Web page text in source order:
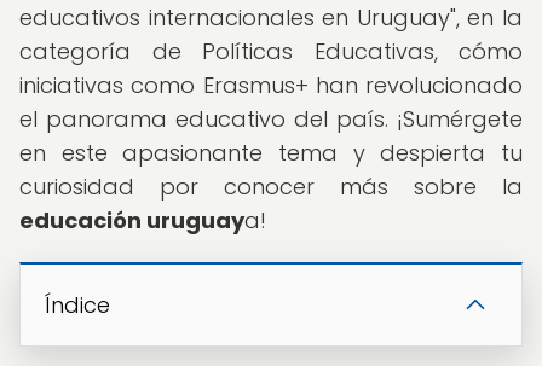
educativos internacionales en Uruguay", en la
categoría de Políticas Educativas, cómo
iniciativas como Erasmus+ han revolucionado
el panorama educativo del país. ¡Sumérgete
en este apasionante tema y despierta tu
curiosidad por conocer más sobre la
educación uruguaya!
Índice